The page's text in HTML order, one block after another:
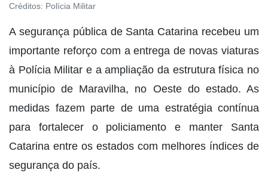
Créditos: Polícia Militar
A segurança pública de Santa Catarina recebeu um
importante reforço com a entrega de novas viaturas
à Polícia Militar e a ampliação da estrutura física no
município de Maravilha, no Oeste do estado. As
medidas fazem parte de uma estratégia contínua
para fortalecer o policiamento e manter Santa
Catarina entre os estados com melhores índices de
segurança do país.